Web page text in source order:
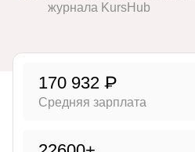
журнала KursHub
170 932 ₽
Средняя зарплата
Иностранные языки
Soft Skills
Детям